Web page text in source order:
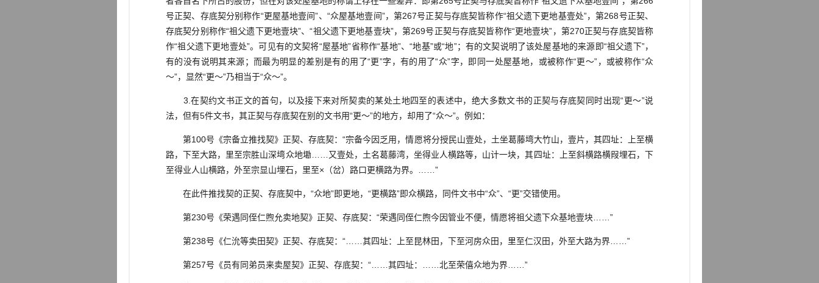
号正契、存底契分别称作“更屋基地壹间”、“众屋基地壹间”，第267号正契与存底契皆称作“祖父遗下更地基壹处”，第268号正契、
存底契分别称作“祖父遗下更地壹块”、“祖父遗下更地基壹块”，第269号正契与存底契皆称作“更地壹块”，第270正契与存底契皆称
作“祖父遗下更地壹处”。可见有的文契将“屋基地”省称作“基地”、“地基”或“地”；有的文契说明了该处屋基地的来源即“祖父遗下”，
有的没有说明其来源；而最为明显的差别是有的用了“更”字，有的用了“众”字，即同一处屋基地，或被称作“更～”，或被称作“众
～”，显然“更～”乃相当于“众～”。
3.在契约文书正文的首句，以及接下来对所契卖的某处土地四至的表述中，绝大多数文书的正契与存底契同时出现“更～”说
法，但有5件文书，其正契与存底契在别的文书用“更～”的地方，却用了“众～”。例如：
第100号《宗备立推找契》正契、存底契：“宗备今因乏用，情愿将分授民山壹处，土坐葛藤塆大竹山，壹片，其四址：上至横
路，下至大路，里至宗胜山深塆众地墈……又壹处，土名葛藤湾，坐得业人横路等，山计一块，其四址：上至斜横路横叚埋石，下
至得业人山横路，外至宗显山埋石，里至×（岔）路口更横路为界。……”
在此件推找契的正契、存底契中，“众地”即更地，“更横路”即众横路，同件文书中“众”、“更”交错使用。
第230号《荣遇同侄仁煦允卖地契》正契、存底契：“荣遇同侄仁煦今因管业不便，情愿将祖父遗下众基地壹块……”
第238号《仁沇等卖田契》正契、存底契：“……其四址：上至昆林田，下至河房众田，里至仁汉田，外至大路为界……”
第257号《员有同弟员来卖屋契》正契、存底契：“……其四址：……北至荣僖众地为界……”